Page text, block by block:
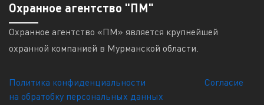
Охранное агентство "ПМ"
Охранное агентство «ПМ» является крупнейшей
охранной компанией в Мурманской области.
Политика конфиденциальности
Согласие
на обратобку персональных данных